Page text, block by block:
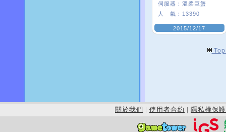
伺服器： 溫柔巨蟹
人 氣： 13390
2015/12/17
關於我們 | 使用者合約 | 隱私權保護